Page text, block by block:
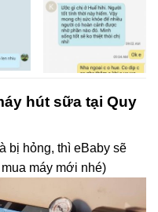
hút sữa tại Quy
bị hỏng, thì eBaby sẽ
máy mới nhé)